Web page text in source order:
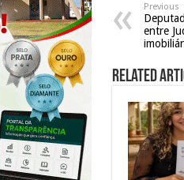
Previous
entre
Related